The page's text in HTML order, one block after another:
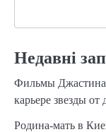
Недавні
Фильмы Джастина
карьере звезды от
Родина-мать в